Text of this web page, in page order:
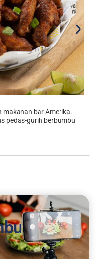
makanan bar Amerika.
pedas-gurih berbumbu